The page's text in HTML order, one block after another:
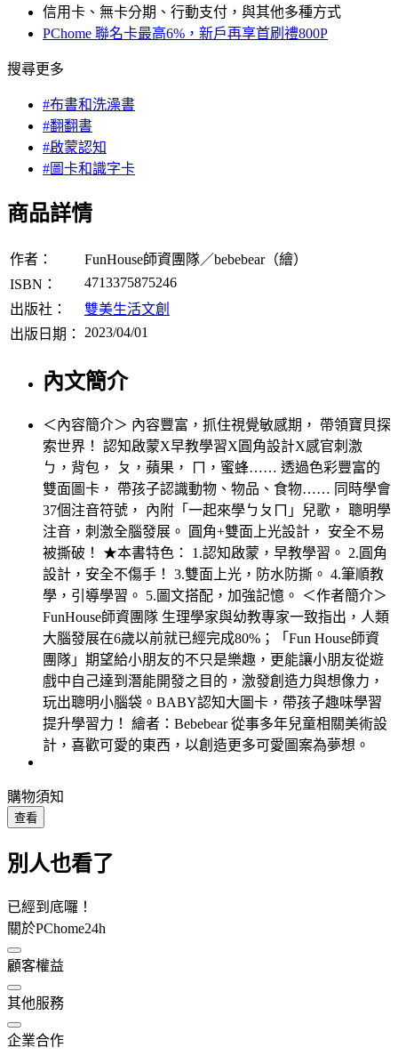
信用卡、無卡分期、行動支付，與其他多種方式
PChome 聯名卡最高6%，新戶再享首刷禮800P
搜尋更多
#布書和洗澡書
#翻翻書
#啟蒙認知
#圖卡和識字卡
商品詳情
作者：
FunHouse師資團隊／bebebear（繪）
ISBN：
4713375875246
出版社：
雙美生活文創
出版日期：
2023/04/01
內文簡介
＜內容簡介＞ 內容豐富，抓住視覺敏感期， 帶領寶貝探
索世界！ 認知啟蒙X早教學習X圓角設計X感官刺激
ㄅ，背包， ㄆ，蘋果， ㄇ，蜜蜂…… 透過色彩豐富的
雙面圖卡， 帶孩子認識動物、物品、食物…… 同時學會
37個注音符號， 內附「一起來學ㄅㄆㄇ」兒歌， 聰明學
注音，刺激全腦發展。 圓角+雙面上光設計， 安全不易
被撕破！ ★本書特色： 1.認知啟蒙，早教學習。 2.圓角
設計，安全不傷手！ 3.雙面上光，防水防撕。 4.筆順教
學，引導學習。 5.圖文搭配，加強記憶。 ＜作者簡介＞
FunHouse師資團隊 生理學家與幼教專家一致指出，人類
大腦發展在6歲以前就已經完成80%；「Fun House師資
團隊」期望給小朋友的不只是樂趣，更能讓小朋友從遊
戲中自己達到潛能開發之目的，激發創造力與想像力，
玩出聰明小腦袋。BABY認知大圖卡，帶孩子趣味學習
提升學習力！ 繪者：Bebebear 從事多年兒童相關美術設
計，喜歡可愛的東西，以創造更多可愛圖案為夢想。
購物須知
查看
別人也看了
已經到底囉！
關於PChome24h
顧客權益
其他服務
企業合作